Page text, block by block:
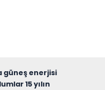
güneş enerjisi
15 yılın